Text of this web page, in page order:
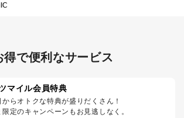
得で便利なサービス
マイル会員特典
からオトクな特典が盛りだくさん！
定のキャンペーンもお見逃しなく。